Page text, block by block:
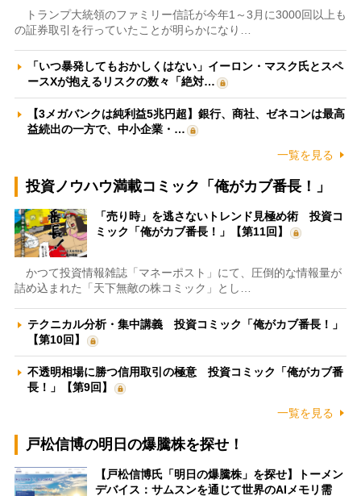
トランプ大統領のファミリー信託が今年1～3月に3000回以上も
の証券取引を行っていたことが明らかになり…
「いつ暴発してもおかしくはない」イーロン・マスク氏とスペ
ースXが抱えるリスクの数々「絶対…
【3メガバンクは純利益5兆円超】銀行、商社、ゼネコンは最高
益続出の一方で、中小企業・…
一覧を見る
投資ノウハウ満載コミック「俺がカブ番長！」
「売り時」を逃さないトレンド見極め術 投資コ
ミック「俺がカブ番長！」【第11回】
かつて投資情報雑誌「マネーポスト」にて、圧倒的な情報量が
詰め込まれた「天下無敵の株コミック」とし…
テクニカル分析・集中講義 投資コミック「俺がカブ番長！」
【第10回】
不透明相場に勝つ信用取引の極意 投資コミック「俺がカブ番
長！」【第9回】
一覧を見る
戸松信博の明日の爆騰株を探せ！
【戸松信博氏「明日の爆騰株」を探せ】トーメン
デバイス：サムスンを通じて世界のAIメモリ需